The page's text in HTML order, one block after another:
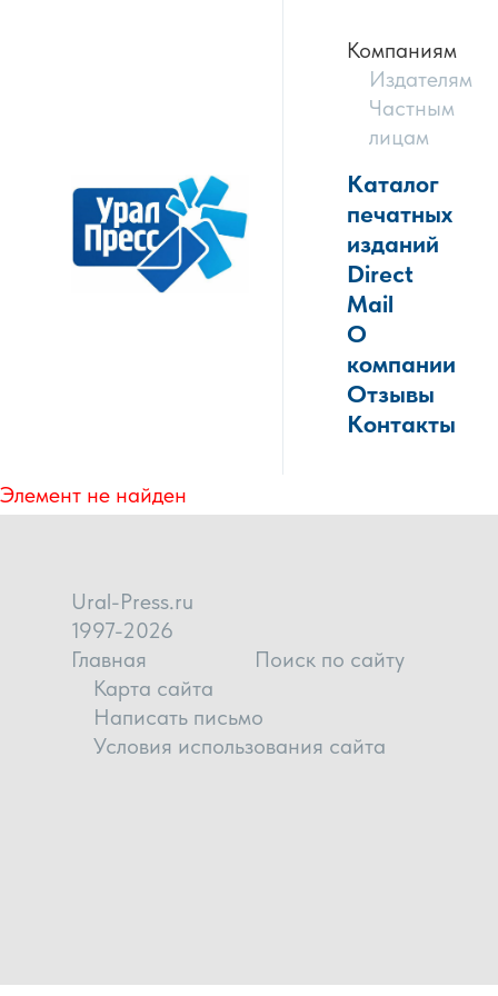
Компаниям
Издателям
Частным
лицам
Каталог
печатных
изданий
Direct
Mail
О
компании
Отзывы
Контакты
Элемент не найден
Ural-Press.ru
1997-2026
Главная
Поиск по сайту
Карта сайта
Написать письмо
Условия использования сайта